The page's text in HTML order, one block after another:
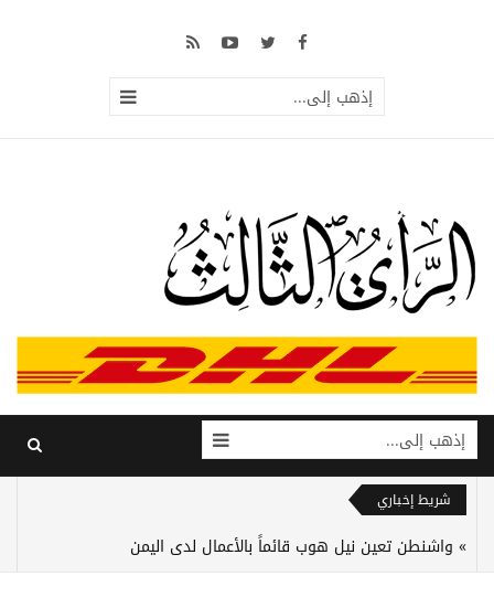
إذهب إلى...
إذهب إلى...
شريط إخباري
واشنطن تعين نيل هوب قائماً بالأعمال لدى اليمن